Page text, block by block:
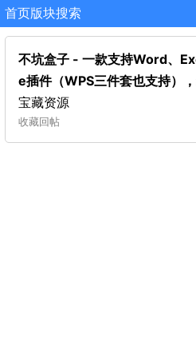
首页版块搜索
不坑盒子 - 一款支持Word、
e插件（WPS三件套也支持）
宝藏资源
收藏回帖